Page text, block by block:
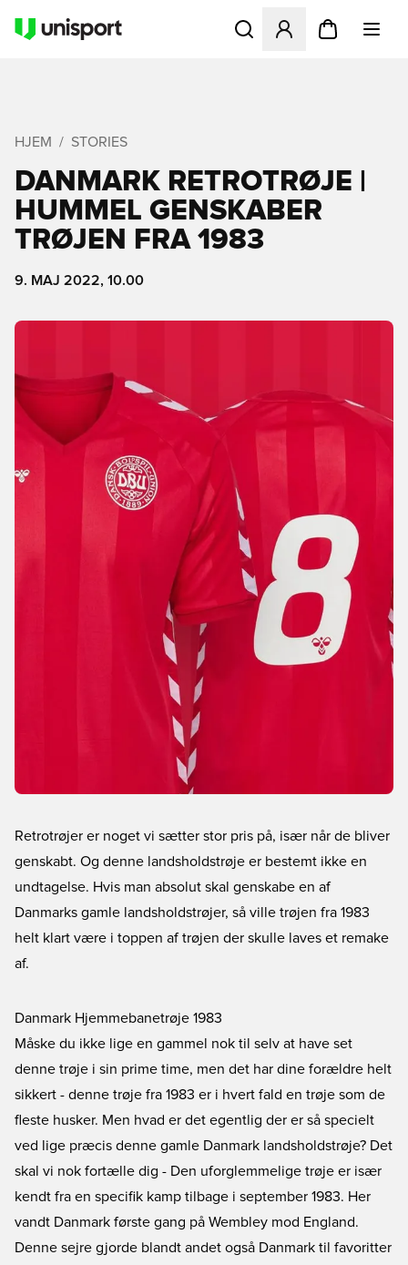
Åbner en Modal til at
HJEM STORIES
DANMARK RETROTRØJE |
HUMMEL GENSKABER
TRØJEN FRA 1983
9. MAJ 2022, 10.00
Retrotrøjer er noget vi sætter stor pris på, især når de bliver
genskabt. Og denne landsholdstrøje er bestemt ikke en
undtagelse. Hvis man absolut skal genskabe en af
Danmarks gamle landsholdstrøjer, så ville trøjen fra 1983
helt klart være i toppen af trøjen der skulle laves et remake
af.
Danmark Hjemmebanetrøje 1983
Måske du ikke lige en gammel nok til selv at have set
denne trøje i sin prime time, men det har dine forældre helt
sikkert - denne trøje fra 1983 er i hvert fald en trøje som de
fleste husker. Men hvad er det egentlig der er så specielt
ved lige præcis denne gamle Danmark landsholdstrøje? Det
skal vi nok fortælle dig - Den uforglemmelige trøje er især
kendt fra en specifik kamp tilbage i september 1983. Her
vandt Danmark første gang på Wembley mod England.
Denne sejre gjorde blandt andet også Danmark til favoritter